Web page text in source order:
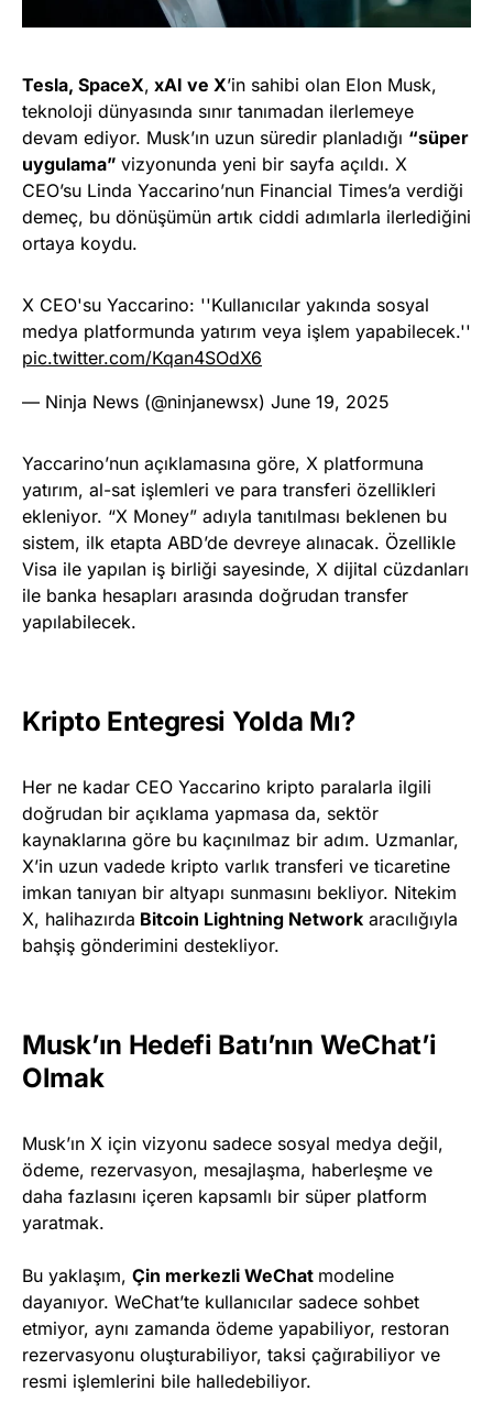
Tesla, SpaceX, xAI ve X’in sahibi olan Elon Musk,
teknoloji dünyasında sınır tanımadan ilerlemeye
devam ediyor. Musk’ın uzun süredir planladığı “süper
uygulama” vizyonunda yeni bir sayfa açıldı. X
CEO’su Linda Yaccarino’nun Financial Times’a verdiği
demeç, bu dönüşümün artık ciddi adımlarla ilerlediğini
ortaya koydu.
X CEO'su Yaccarino: ''Kullanıcılar yakında sosyal
medya platformunda yatırım veya işlem yapabilecek.''
pic.twitter.com/Kqan4SOdX6
— Ninja News (@ninjanewsx) June 19, 2025
Yaccarino’nun açıklamasına göre, X platformuna
yatırım, al-sat işlemleri ve para transferi özellikleri
ekleniyor. “X Money” adıyla tanıtılması beklenen bu
sistem, ilk etapta ABD’de devreye alınacak. Özellikle
Visa ile yapılan iş birliği sayesinde, X dijital cüzdanları
ile banka hesapları arasında doğrudan transfer
yapılabilecek.
Kripto Entegresi Yolda Mı?
Her ne kadar CEO Yaccarino kripto paralarla ilgili
doğrudan bir açıklama yapmasa da, sektör
kaynaklarına göre bu kaçınılmaz bir adım. Uzmanlar,
X’in uzun vadede kripto varlık transferi ve ticaretine
imkan tanıyan bir altyapı sunmasını bekliyor. Nitekim
X, halihazırda Bitcoin Lightning Network aracılığıyla
bahşiş gönderimini destekliyor.
Musk’ın Hedefi Batı’nın WeChat’i
Olmak
Musk’ın X için vizyonu sadece sosyal medya değil,
ödeme, rezervasyon, mesajlaşma, haberleşme ve
daha fazlasını içeren kapsamlı bir süper platform
yaratmak.
Bu yaklaşım, Çin merkezli WeChat modeline
dayanıyor. WeChat’te kullanıcılar sadece sohbet
etmiyor, aynı zamanda ödeme yapabiliyor, restoran
rezervasyonu oluşturabiliyor, taksi çağırabiliyor ve
resmi işlemlerini bile halledebiliyor.